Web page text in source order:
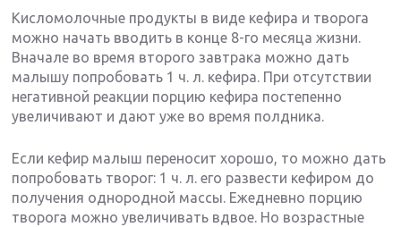
Кисломолочные продукты в виде кефира и творога
можно начать вводить в конце 8-го месяца жизни.
Вначале во время второго завтрака можно дать
малышу попробовать 1 ч. л. кефира. При отсутствии
негативной реакции порцию кефира постепенно
увеличивают и дают уже во время полдника.
Если кефир малыш переносит хорошо, то можно дать
попробовать творог: 1 ч. л. его развести кефиром до
получения однородной массы. Ежедневно порцию
творога можно увеличивать вдвое. Но возрастные